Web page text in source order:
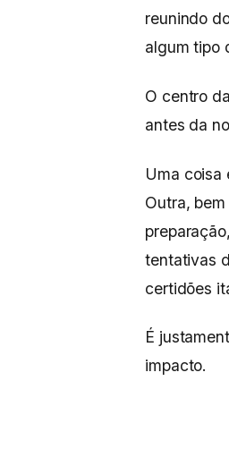
reunindo
algum tipo
O centro
antes da
Uma coisa
Outra,
tentativas
certidões
É
impacto.